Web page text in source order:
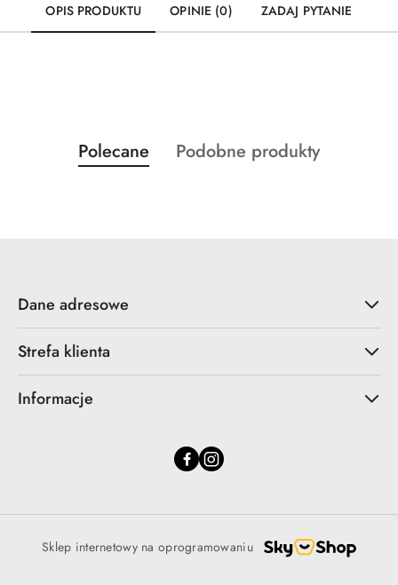
OPIS PRODUKTU OPINIE (0) ZADAJ PYTANIE
Pomiń karuzelę produktów
Produkty
o
Polecane
Produkty
Podobne produkty
Dane adresowe
Strefa klienta
Informacje
Sklep internetowy na oprogramowaniu